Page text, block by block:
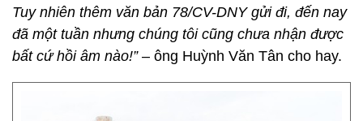
Tuy nhiên thêm văn bản 78/CV-DNY gửi đi, đến nay
đã một tuần nhưng chúng tôi cũng chưa nhận được
bất cứ hồi âm nào!”– ông Huỳnh Văn Tân cho hay.